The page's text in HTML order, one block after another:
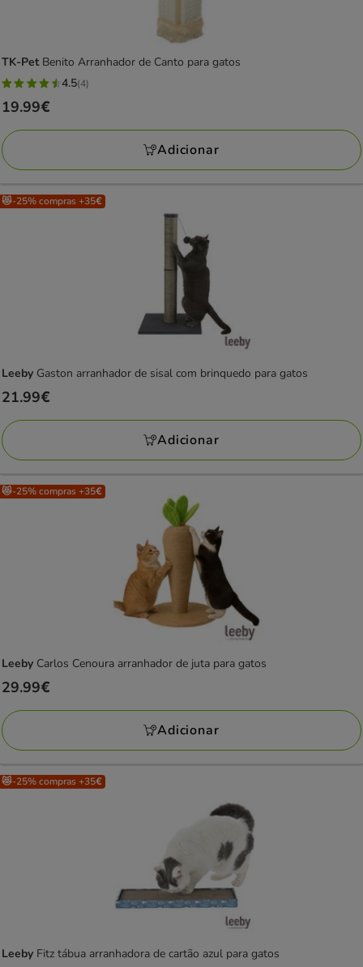
TK-Pet Benito Arranhador de Canto para gatos
4.5
estrelas
com
4
avaliações
4.5(4)
Preço
19.99€
19.99€
Adicionar
😻-25% compras +35€
Leeby Gaston arranhador de sisal com brinquedo para gatos
Preço
21.99€
21.99€
Adicionar
😻-25% compras +35€
Leeby Carlos Cenoura arranhador de juta para gatos
Preço
29.99€
29.99€
Adicionar
😻-25% compras +35€
Leeby Fitz tábua arranhadora de cartão azul para gatos